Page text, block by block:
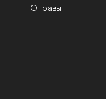
Оправы